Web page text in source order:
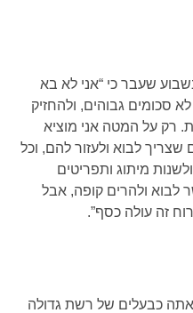
שעבר כי “אני לא בא
סכומים גבוהים, ולהחזיק
רק על המטה אני מוציא
שצריך לבוא ולעזור להם, וכל
מיתוג ותפריטים
לבוא ולהרים קופה, אבל
זה עולה כסף”.
כבעלים של רשת גדולה